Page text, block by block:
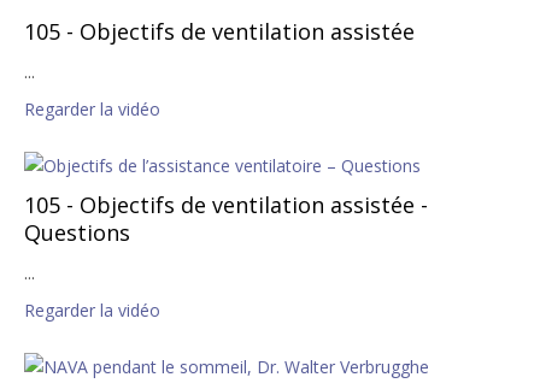
105 - Objectifs de ventilation assistée
...
Regarder la vidéo
105 - Objectifs de ventilation assistée -
Questions
...
Regarder la vidéo